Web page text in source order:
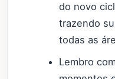
do novo
trazendo
todas as
Lembro